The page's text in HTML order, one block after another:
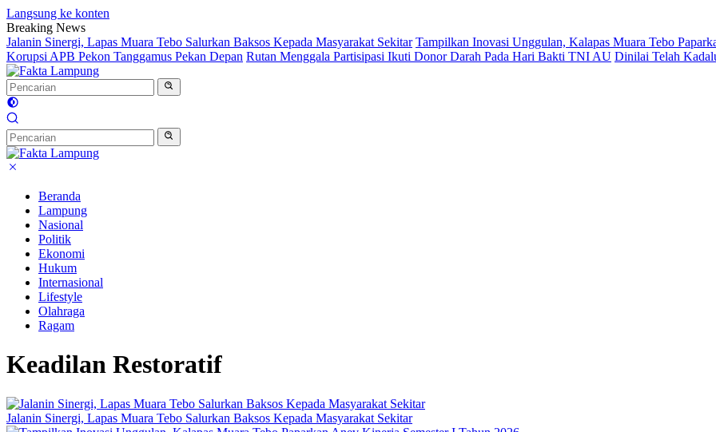
Langsung ke konten
Breaking News
Jalanin Sinergi, Lapas Muara Tebo Salurkan Baksos Kepada Masyarakat Sekitar Tampilkan Inovasi Unggulan, Kalapas Muara Tebo
Korupsi APB Pekon Tanggamus Pekan Depan Rutan Menggala Partisipasi Ikuti Donor Darah Pada Hari Bakti TNI AU Dinilai Telah
Beranda
Lampung
Nasional
Politik
Ekonomi
Hukum
Internasional
Lifestyle
Olahraga
Ragam
Keadilan Restoratif
Jalanin Sinergi, Lapas Muara Tebo Salurkan Baksos Kepada Masyarakat Sekitar